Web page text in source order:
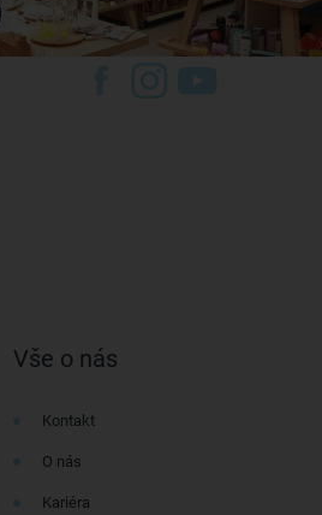
Vše o nás
Kontakt
O nás
Kariéra